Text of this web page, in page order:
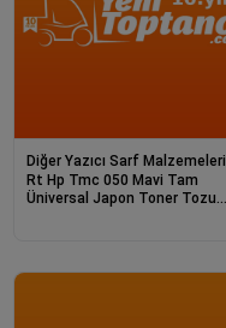
Diğer Yazıcı Sarf Malzemeleri
Rt Hp Tmc 050 Mavi Tam
Üniversal Japon Toner Tozu